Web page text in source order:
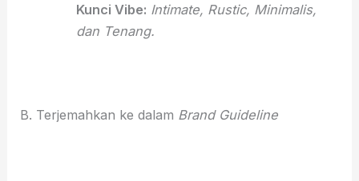
Kunci Vibe: Intimate, Rustic, Minimalis,
dan Tenang.
B. Terjemahkan ke dalam Brand Guideline